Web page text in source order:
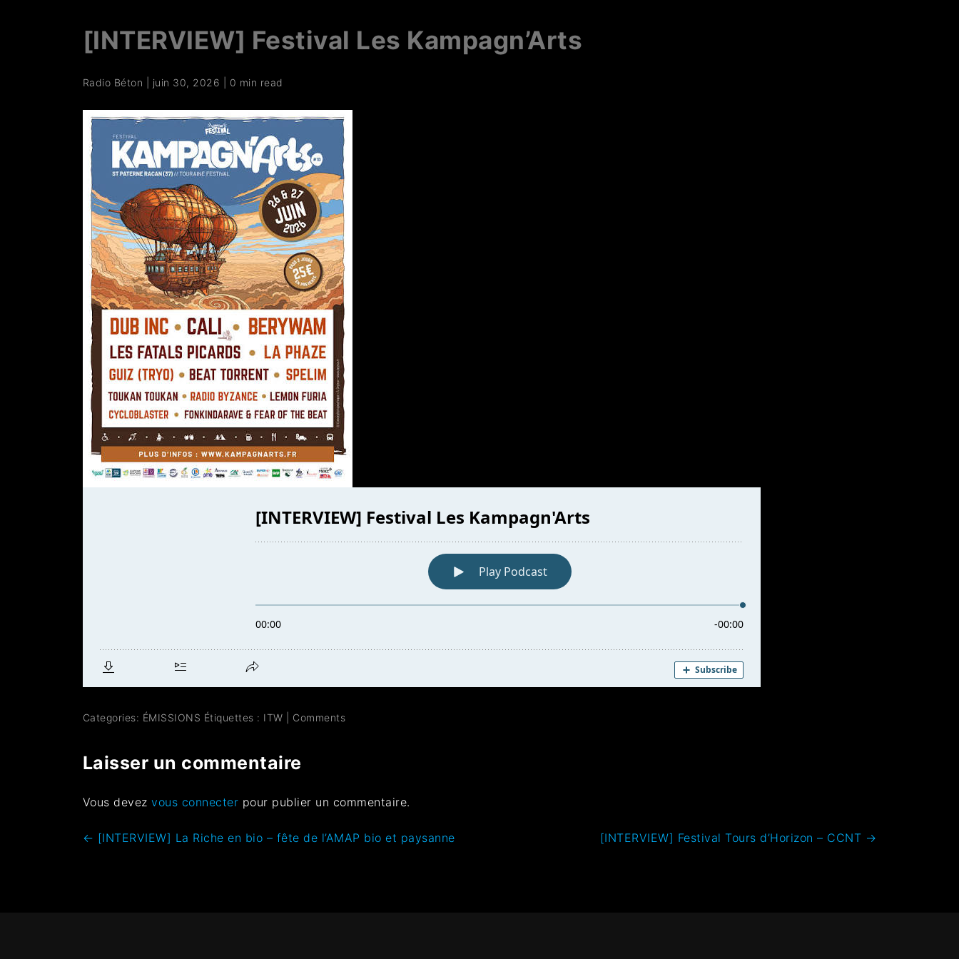
[INTERVIEW] Festival Les Kampagn’Arts
Radio Béton juin 30, 2026 0 min read
Categories: ÉMISSIONS Étiquettes : ITW Comments
Laisser un commentaire
Vous devezvous connecter pour publier un commentaire.
← [INTERVIEW] La Riche en bio – fête de l’AMAP bio et paysanne [INTERVIEW] Festival Tours d’Horizon – CCNT →